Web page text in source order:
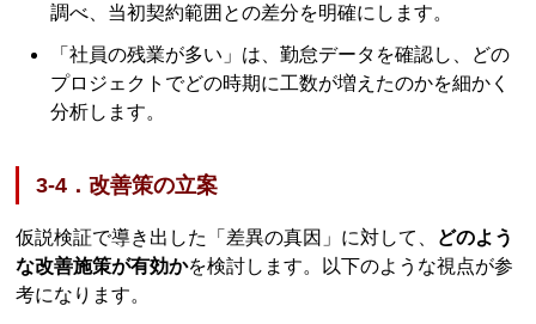
調べ、当初契約範囲との差分を明確にします。
「社員の残業が多い」は、勤怠データを確認し、どの
プロジェクトでどの時期に工数が増えたのかを細かく
分析します。
3-4．改善策の立案
仮説検証で導き出した「差異の真因」に対して、 どのよう
な改善施策が有効かを検討します。以下のような視点が参
考になります。